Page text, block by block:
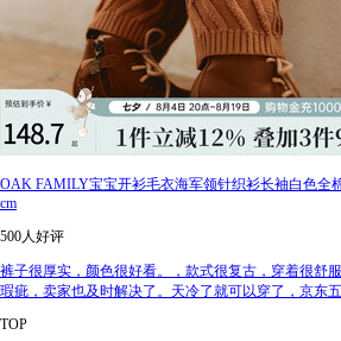
OAK FAMILY宝宝开衫毛衣海军领针织衫长袖白色全
cm
500人好评
裤子很厚实，颜色很好看。，款式很复古，穿着很舒
瑕疵，卖家也及时解决了。天冷了就可以穿了，京东五
TOP